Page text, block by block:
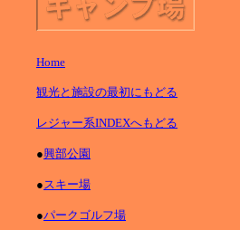
Home
観光と施設の最初にもどる
レジャー系INDEXへもどる
●興部公園
●スキー場
●パークゴルフ場